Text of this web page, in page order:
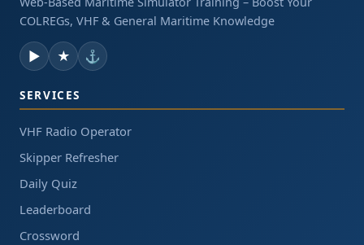
COLREGs, VHF & General Maritime Knowledge
▶ ★ ⚓
SERVICES
VHF Radio Operator
Skipper Refresher
Daily Quiz
Leaderboard
Crossword